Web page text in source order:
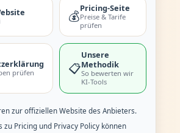
💰
Pricing-Seite
Preise & Tarife
prüfen
prüfen 📋
Unsere
Methodik
So bewerten wir
KI-Tools
zur offiziellen Website des Anbieters.
zu Pricing und Privacy Policy können